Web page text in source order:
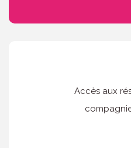
Accès aux